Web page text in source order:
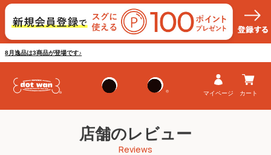
8月逸品は3商品が登場です♪
マイページ カート
店舗のレビュー
Reviews